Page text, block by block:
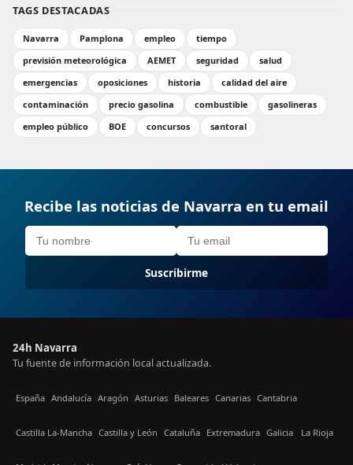
TAGS DESTACADAS
Navarra Pamplona empleo
tiempo
previsión meteorológica
AEMET seguridad
salud
emergencias
oposiciones historia
calidad del aire
contaminación
precio gasolina combustible
gasolineras
empleo público
BOE concursos santoral
Recibe las noticias de Navarra en tu email
Suscribirme
24h Navarra
Tu fuente de información local actualizada.
España Andalucía Aragón Asturias Baleares Canarias Cantabria
Castilla La-Mancha Castilla y León Cataluña Extremadura Galicia La Rioja